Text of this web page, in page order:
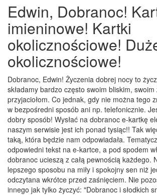
Edwin, Dobranoc!
imieninowe! Kartki
okolicznościowe!
okolicznościowe!
Dobranoc, Edwin! Życzenia dobrej nocy to
składamy bardzo często swoim bliskim,
przyjaciołom. Co jednak, gdy nie można tego
w bezpośredni sposób ani np. telefonicznie.
dobry sposób! Wysłać na dobranoc e-kartkę
naszym serwisie jest ich ponad tysiąc!! Tak
taką, która będzie nam odpowiadała.
odpowiedni tekst na e-kartce, a pod spodem
dobranoc ucieszą z całą pewnością każdego.
lepszego sposobu na miły i spokojny sen niż
odczytana wkrótce przed zaśnięciem. Nie
innego jak tylko życzyć: "Dobranoc i słodkich